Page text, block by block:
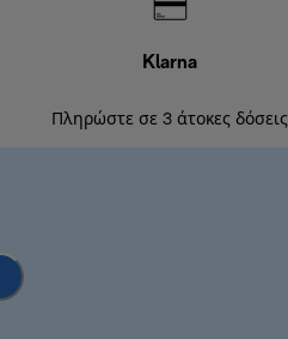
Klarna
Πληρώστε σε 3 άτοκες δόσεις